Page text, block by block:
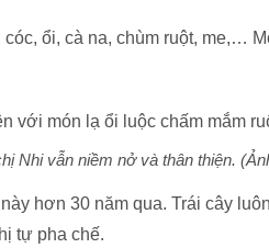
ổi, cà na, chùm ruột, me,…
Nhi vẫn niềm nở và thân thiện.
hơn 30 năm qua. Trái cây
tự pha chế.